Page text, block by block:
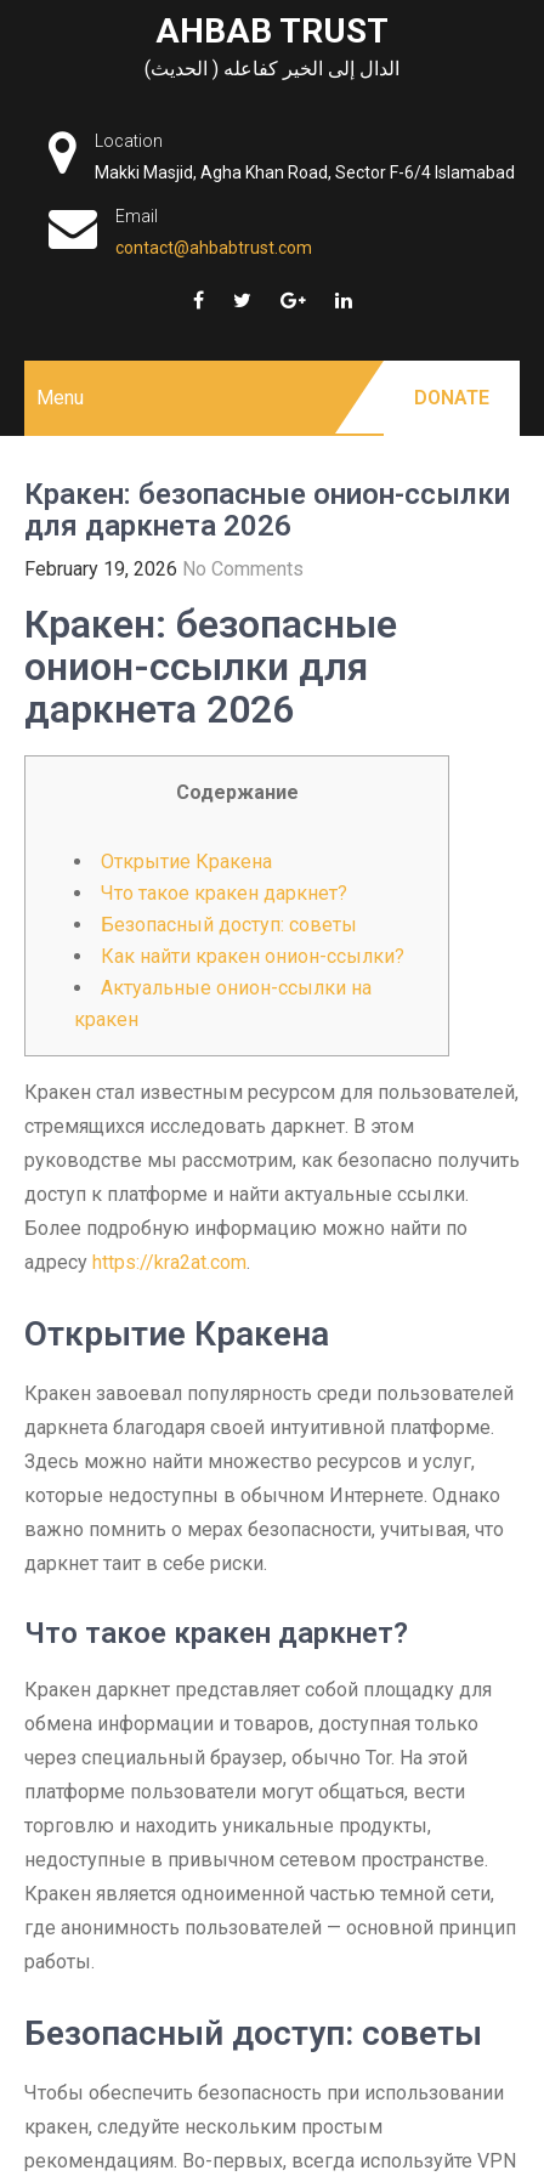
AHBAB TRUST
الدال إلى الخير كفاعله ( الحديث)
Location
Makki Masjid, Agha Khan Road, Sector F-6/4 Islamabad
Email
contact@ahbabtrust.com
Menu DONATE
Кракен: безопасные онион-ссылки
для даркнета 2026
February 19, 2026 No Comments
Кракен: безопасные
онион-ссылки для
даркнета 2026
Содержание
Открытие Кракена
Что такое кракен даркнет?
Безопасный доступ: советы
Как найти кракен онион-ссылки?
Актуальные онион-ссылки на
кракен
Кракен стал известным ресурсом для пользователей,
стремящихся исследовать даркнет. В этом
руководстве мы рассмотрим, как безопасно получить
доступ к платформе и найти актуальные ссылки.
Более подробную информацию можно найти по
адресу https://kra2at.com.
Открытие Кракена
Кракен завоевал популярность среди пользователей
даркнета благодаря своей интуитивной платформе.
Здесь можно найти множество ресурсов и услуг,
которые недоступны в обычном Интернете. Однако
важно помнить о мерах безопасности, учитывая, что
даркнет таит в себе риски.
Что такое кракен даркнет?
Кракен даркнет представляет собой площадку для
обмена информации и товаров, доступная только
через специальный браузер, обычно Tor. На этой
платформе пользователи могут общаться, вести
торговлю и находить уникальные продукты,
недоступные в привычном сетевом пространстве.
Кракен является одноименной частью темной сети,
где анонимность пользователей — основной принцип
работы.
Безопасный доступ: советы
Чтобы обеспечить безопасность при использовании
кракен, следуйте нескольким простым
рекомендациям. Во-первых, всегда используйте VPN